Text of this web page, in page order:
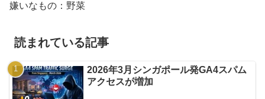
嫌いなもの：野菜
読まれている記事
2026年3月シンガポール発GA4スパム
アクセスが増加